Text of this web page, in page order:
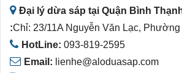
Đại lý dừa sáp tại Quận Bình
:Chỉ: 23/11A Nguyễn Văn Lạc,
HotLine: 093-819-2595
Email: lienhe@aloduasap.com